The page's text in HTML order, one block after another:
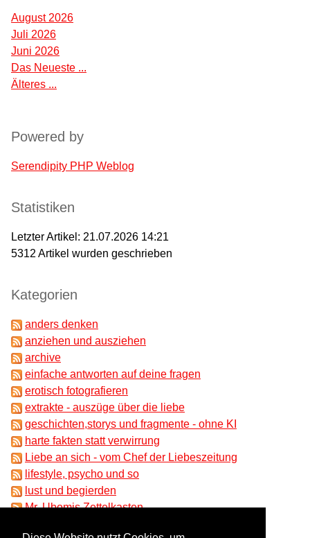
August 2026
Juli 2026
Juni 2026
Das Neueste ...
Älteres ...
Powered by
Serendipity PHP Weblog
Statistiken
Letzter Artikel: 21.07.2026 14:21
5312 Artikel wurden geschrieben
Kategorien
anders denken
anziehen und ausziehen
archive
einfache antworten auf deine fragen
erotisch fotografieren
extrakte - auszüge über die liebe
geschichten,storys und fragmente - ohne KI
harte fakten statt verwirrung
Liebe an sich - vom Chef der Liebeszeitung
lifestyle, psycho und so
lust und begierden
Mr. Ubomis Zettelkasten